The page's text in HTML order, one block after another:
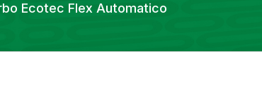
Ecotec Flex Automatico